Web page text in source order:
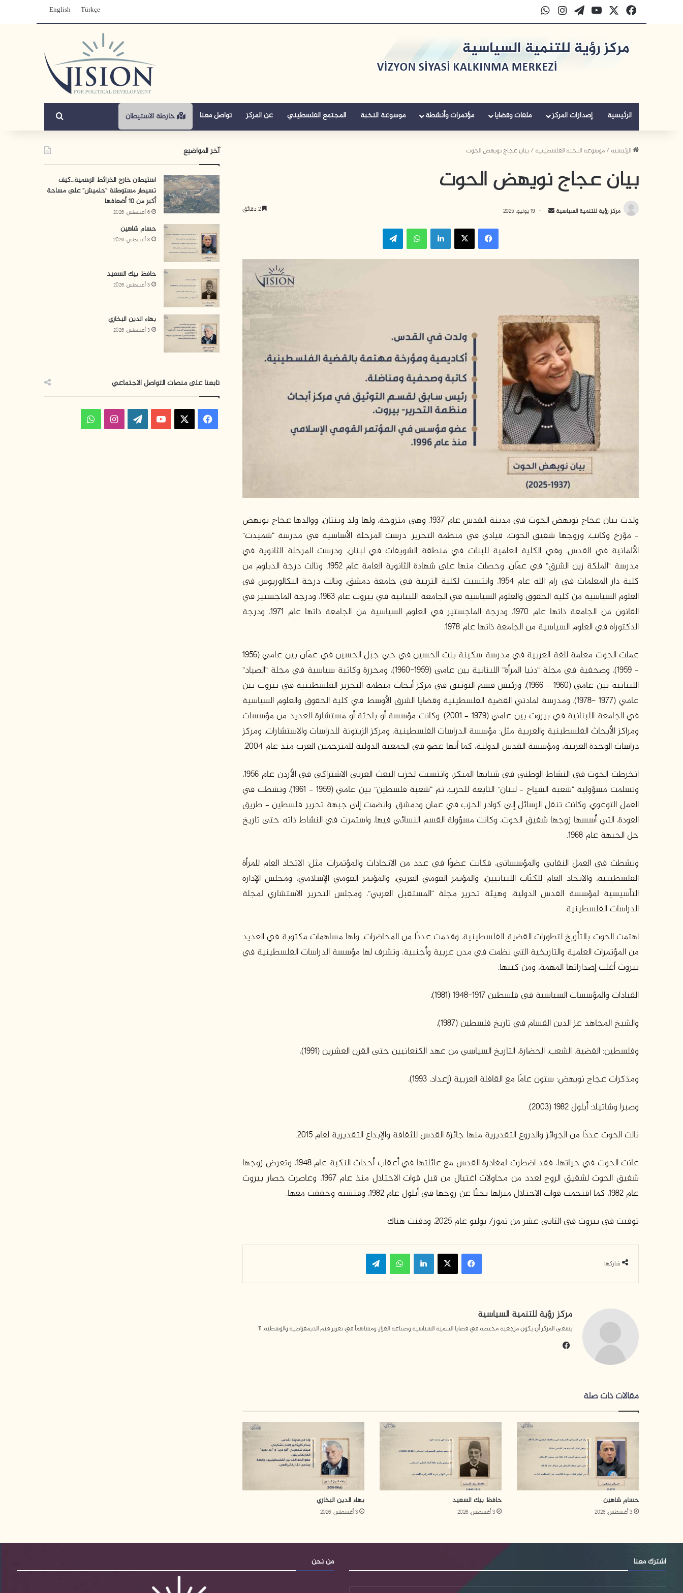
فيسبوك‫YouTube
‫WordPress
انستقرامواتساب Türkçe
English
الرئيسية إصدارات المركز ملفات وقضايا مؤتمرات وأنشطة موسوعة النخبة المجتمع الفلسطيني عن المركز تواصل معنا خارطة الاستيطان بحث عن
الرئيسية/موسوعة النخبة الفلسطينية/بيان عجاج نويهض الحوت
بيان عجاج نويهض الحوت
مركز رؤية للتنمية السياسية
أرسل 19 يوليو، 2025
فيسبوك ‫X لينكدإن واتساب تيلقرام
ولدت بيان عجاج نويهض الحوت في مدينة القدس عام 1937. وهي متزوجة، ولها ولد وبنتان، ووالدها عجاج نويهض
– مؤرخ وكاتب، وزوجها شفيق الحوت، قيادي في منظمة التحرير. درست المرحلة الأساسية في مدرسة “شميدت”
الألمانية في القدس، وفي الكلية العلمية للبنات في منطقة الشويفات في لبنان، ودرست المرحلة الثانوية في
مدرسة “الملكة زين الشرق” في عمّان، وحصلت منها على شهادة الثانوية العامة عام 1952، ونالت درجة الدبلوم من
كلية دار المعلمات في رام الله عام 1954، وانتسبت لكلية التربية في جامعة دمشق، ونالت درجة البكالوريوس في
العلوم السياسية من كلية الحقوق والعلوم السياسية في الجامعة اللبنانية في بيروت عام 1963، ودرجة الماجستير في
القانون من الجامعة ذاتها عام 1970، ودرجة الماجستير في العلوم السياسية من الجامعة ذاتها عام 1971، ودرجة
الدكتوراه في العلوم السياسية من الجامعة ذاتها عام 1978.
عملت الحوت معلمة للغة العربية في مدرسة سكينة بنت الحسين في حي جبل الحسين في عمّان بين عامي (1956
– 1959)، وصحفية في مجلة “دنيا المرأة” اللبنانية بين عامي (1959-1960)، ومحررة وكاتبة سياسية في مجلة “الصياد”
اللبنانية بين عامي (1960 – 1966)، ورئيس قسم التوثيق في مركز أبحاث منظمة التحرير الفلسطينية في بيروت بين
عامي (1977 -1978). ومدرسة لمادتي القضية الفلسطينية وقضايا الشرق الأوسط في كلية الحقوق والعلوم السياسية
في الجامعة اللبنانية في بيروت بين عامي (1979 – 2001). وكانت مؤسسة أو باحثة أو مستشارة للعديد من مؤسسات
ومراكز الأبحاث الفلسطينية والعربية مثل: مؤسسة الدراسات الفلسطينية، ومركز الزيتونة للدراسات والاستشارات، ومركز
دراسات الوحدة العربية، ومؤسسة القدس الدولية، كما أنها عضو في الجمعية الدولية للمترجمين العرب منذ عام 2004.
انخرطت الحوت في النشاط الوطني في شبابها المبكر، وانتسبت لحزب البعث العربي الاشتراكي في الأردن عام 1956،
وتسلمت مسؤولية “شعبة الشياح – لبنان” التابعة للحزب، ثم “شعبة فلسطين” بين عامي (1959 – 1961)، ونشطت في
العمل التوعوي، وكانت تنقل الرسائل إلى كوادر الحزب في عمان ودمشق. وانضمت إلى جبهة تحرير فلسطين – طريق
العودة، التي أسسها زوجها شفيق الحوت، وكانت مسؤولة القسم النسائي فيها، واستمرت في النشاط ذاته حتى تاريخ
حل الجبهة عام 1968.
ونشطت في العمل النقابي والمؤسساتي، فكانت عضوًا في عدد من الاتحادات والمؤتمرات مثل: الاتحاد العام للمرأة
الفلسطينية، والاتحاد العام للكتّاب اللبنانيين، والمؤتمر القومي العربي، والمؤتمر القومي الإسلامي، ومجلس الإدارة
التأسيسية لمؤسسة القدس الدولية، وهيئة تحرير مجلة “المستقبل العربي”، ومجلس التحرير الاستشاري لمجلة
الدراسات الفلسطينية.
اهتمت الحوت بالتأريخ لتطورات القضية الفلسطينية، وقدمت عددًا من المحاضرات، ولها مساهمات مكتوبة في العديد
من المؤتمرات العلمية والتاريخية التي نظمت في مدن عربية وأجنبية، وتشرف لها مؤسسة الدراسات الفلسطينية في
بيروت أغلب إصداراتها المهمة، ومن كتبها:
القيادات والمؤسسات السياسية في فلسطين 1917-1948 (1981)،
والشيخ المجاهد عز الدين القسام في تاريخ فلسطين (1987)،
وفلسطين: القضية، الشعب، الحضارة، التاريخ السياسي من عهد الكنعانيين حتى القرن العشرين (1991)،
ومذكرات عجاج نويهض: ستون عامًا مع القافلة العربية (إعداد، 1993)،
وصبرا وشاتيلا: أيلول 1982 (2003).
نالت الحوت عددًا من الجوائز والدروع التقديرية منها جائزة القدس للثقافة والإبداع التقديرية لعام 2015.
عانت الحوت في حياتها، فقد اضطرت لمغادرة القدس مع عائلتها في أعقاب أحداث النكبة عام 1948، وتعرض زوجها
شفيق الحوت لشقيق الروح لعدد من محاولات اغتيال من قبل قوات الاحتلال منذ عام 1967، وعاصرت حصار بيروت
عام 1982، كما اقتحمت قوات الاحتلال منزلها بحثًا عن زوجها في أيلول عام 1982، وفتشته وحققت معها.
توفيت في بيروت في الثاني عشر من تموز/ يوليو عام 2025، ودفنت هناك
شاركها
فيسبوك ‫X لينكدإن واتساب تيلقرام
مركز رؤية للتنمية السياسية
يسعى المركز أن يكون مرجعية مختصة في قضايا التنمية السياسية وصناعة القرار، ومساهماً في تعزيز قيم الديمقراطية والوسطية. 11
مقالات ذات صلة
حسام شاهين
3 أغسطس، 2026
حافظ بيك السعيد
3 أغسطس، 2026
بهاء الدين البخاري
3 أغسطس، 2026
آخر المواضيع
استيطان خارج الخرائط الرسمية…كيف
تسيطر مستوطنة “حلميش” على مساحة
أكبر من 10 أضعافها
6 أغسطس، 2026
حسام شاهين
3 أغسطس، 2026
حافظ بيك السعيد
3 أغسطس، 2026
بهاء الدين البخاري
3 أغسطس، 2026
تابعنا على منصات التواصل الاجتماعي
فيسبوك ‫YouTube
‫WordPress
انستقرامواتساب
من نحن اشترك معنا